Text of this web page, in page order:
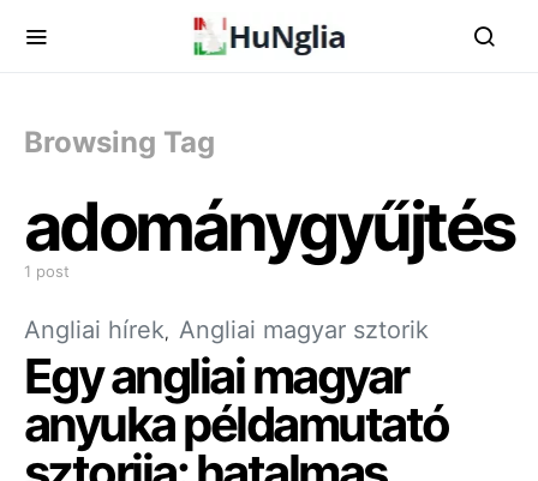
Browsing Tag
adománygyűjtés
1 post
Angliai hírek Angliai magyar sztorik
Egy angliai magyar
anyuka példamutató